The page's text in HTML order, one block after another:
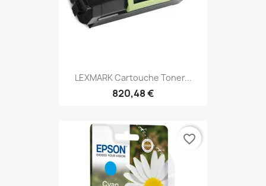
LEXMARK Cartouche Toner...
820,48 €
favorite_border